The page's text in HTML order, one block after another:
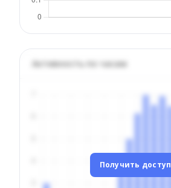
Активность по часам
Получить доступ